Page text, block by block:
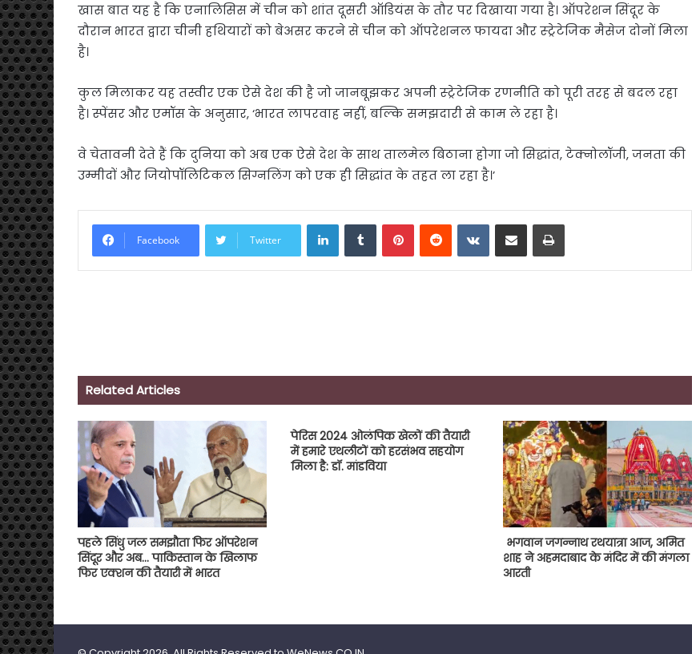
खास बात यह है कि एनालिसिस में चीन को शांत दूसरी ऑडियंस के तौर पर दिखाया गया है। ऑपरेशन सिंदूर के
दौरान भारत द्वारा चीनी हथियारों को बेअसर करने से चीन को ऑपरेशनल फायदा और स्ट्रेटेजिक मैसेज दोनों मिला
है।
कुल मिलाकर यह तस्वीर एक ऐसे देश की है जो जानबूझकर अपनी स्ट्रेटेजिक रणनीति को पूरी तरह से बदल रहा
है। स्पेंसर और एमॉस के अनुसार, ‘भारत लापरवाह नहीं, बल्कि समझदारी से काम ले रहा है।
वे चेतावनी देते हैं कि दुनिया को अब एक ऐसे देश के साथ तालमेल बिठाना होगा जो सिद्धांत, टेक्नोलॉजी, जनता की
उम्मीदों और जियोपॉलिटिकल सिग्नलिंग को एक ही सिद्धांत के तहत ला रहा है।’
Facebook Twitter
LinkedInTumblrPinterestReddit VKontakte
Share via Email Print
Related Articles
पहले सिंधु जल समझौता फिर ऑपरेशन
सिंदूर और अब… पाकिस्तान के खिलाफ
फिर एक्शन की तैयारी में भारत
पेरिस 2024 ओलंपिक खेलों की तैयारी
में हमारे एथलीटों को हरसंभव सहयोग
मिला है: डॉ. मांडविया
भगवान जगन्नाथ रथयात्रा आज, अमित
शाह ने अहमदाबाद के मंदिर में की मंगला
आरती